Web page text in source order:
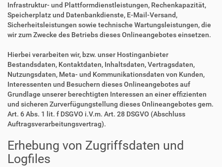
Infrastruktur- und Plattformdienstleistungen, Rechenkapazität,
Speicherplatz und Datenbankdienste, E-Mail-Versand,
Sicherheitsleistungen sowie technische Wartungsleistungen, die
wir zum Zwecke des Betriebs dieses Onlineangebotes einsetzen.
Hierbei verarbeiten wir, bzw. unser Hostinganbieter
Bestandsdaten, Kontaktdaten, Inhaltsdaten, Vertragsdaten,
Nutzungsdaten, Meta- und Kommunikationsdaten von Kunden,
Interessenten und Besuchern dieses Onlineangebotes auf
Grundlage unserer berechtigten Interessen an einer effizienten
und sicheren Zurverfügungstellung dieses Onlineangebotes gem.
Art. 6 Abs. 1 lit. f DSGVO i.V.m. Art. 28 DSGVO (Abschluss
Auftragsverarbeitungsvertrag).
Erhebung von Zugriffsdaten und
Logfiles